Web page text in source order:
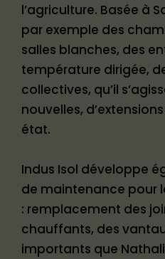
l’agriculture. Basée à
par exemple des
salles blanches, des
température dirigée,
collectives, qu’il
nouvelles,
état.
Indus Isol développe
de maintenance pour
: remplacement des
chauffants, des
importants que